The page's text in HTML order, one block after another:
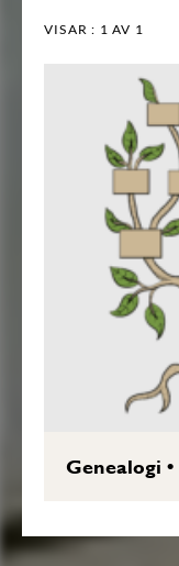
VISAR : 1 AV 1
Genealogi •